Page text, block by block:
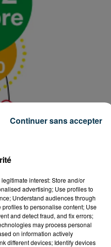
interest: Store and/or
advertising; Use profiles to
Understand audiences through
to personalise content; Use
and detect fraud, and fix errors;
may process personal
on information actively
different devices; Identify devices
Continuer sans accepter